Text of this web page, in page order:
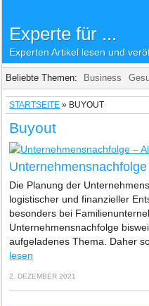
Experte für ...
Experten Artikel lesen und
Beliebte Themen: Business
STARTSEITE » BUYOUT
Buyout
Die Planung der
logistischer und finanzieller
besonders bei
Unternehmensnachfolge
aufgeladenes Thema. Daher
lesen
2. DEZEMBER 2021